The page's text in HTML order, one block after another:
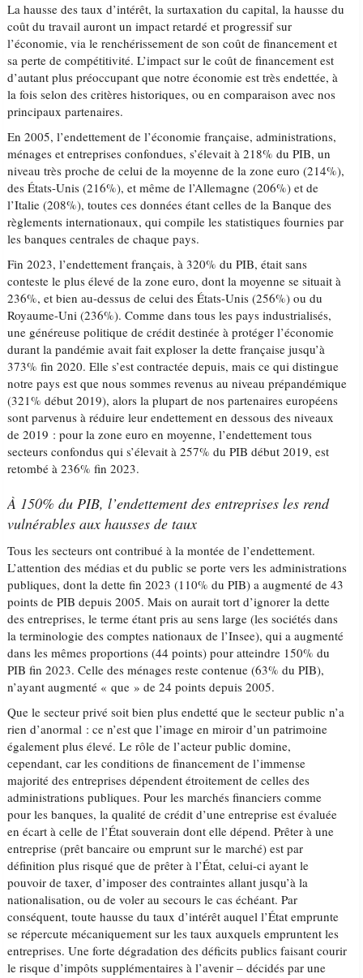
La hausse des taux d’intérêt, la surtaxation du capital, la hausse du
coût du travail auront un impact retardé et progressif sur
l’économie, via le renchérissement de son coût de financement et
sa perte de compétitivité. L’impact sur le coût de financement est
d’autant plus préoccupant que notre économie est très endettée, à
la fois selon des critères historiques, ou en comparaison avec nos
principaux partenaires.
En 2005, l’endettement de l’économie française, administrations,
ménages et entreprises confondues, s’élevait à 218% du PIB, un
niveau très proche de celui de la moyenne de la zone euro (214%),
des États-Unis (216%), et même de l’Allemagne (206%) et de
l’Italie (208%), toutes ces données étant celles de la Banque des
règlements internationaux, qui compile les statistiques fournies par
les banques centrales de chaque pays.
Fin 2023, l’endettement français, à 320% du PIB, était sans
conteste le plus élevé de la zone euro, dont la moyenne se situait à
236%, et bien au-dessus de celui des États-Unis (256%) ou du
Royaume-Uni (236%). Comme dans tous les pays industrialisés,
une généreuse politique de crédit destinée à protéger l’économie
durant la pandémie avait fait exploser la dette française jusqu’à
373% fin 2020. Elle s’est contractée depuis, mais ce qui distingue
notre pays est que nous sommes revenus au niveau prépandémique
(321% début 2019), alors la plupart de nos partenaires européens
sont parvenus à réduire leur endettement en dessous des niveaux
de 2019 : pour la zone euro en moyenne, l’endettement tous
secteurs confondus qui s’élevait à 257% du PIB début 2019, est
retombé à 236% fin 2023.
À 150% du PIB, l’endettement des entreprises les rend
vulnérables aux hausses de taux
Tous les secteurs ont contribué à la montée de l’endettement.
L’attention des médias et du public se porte vers les administrations
publiques, dont la dette fin 2023 (110% du PIB) a augmenté de 43
points de PIB depuis 2005. Mais on aurait tort d’ignorer la dette
des entreprises, le terme étant pris au sens large (les sociétés dans
la terminologie des comptes nationaux de l’Insee), qui a augmenté
dans les mêmes proportions (44 points) pour atteindre 150% du
PIB fin 2023. Celle des ménages reste contenue (63% du PIB),
n’ayant augmenté « que » de 24 points depuis 2005.
Que le secteur privé soit bien plus endetté que le secteur public n’a
rien d’anormal : ce n’est que l’image en miroir d’un patrimoine
également plus élevé. Le rôle de l’acteur public domine,
cependant, car les conditions de financement de l’immense
majorité des entreprises dépendent étroitement de celles des
administrations publiques. Pour les marchés financiers comme
pour les banques, la qualité de crédit d’une entreprise est évaluée
en écart à celle de l’État souverain dont elle dépend. Prêter à une
entreprise (prêt bancaire ou emprunt sur le marché) est par
définition plus risqué que de prêter à l’État, celui-ci ayant le
pouvoir de taxer, d’imposer des contraintes allant jusqu’à la
nationalisation, ou de voler au secours le cas échéant. Par
conséquent, toute hausse du taux d’intérêt auquel l’État emprunte
se répercute mécaniquement sur les taux auxquels empruntent les
entreprises. Une forte dégradation des déficits publics faisant courir
le risque d’impôts supplémentaires à l’avenir – décidés par une